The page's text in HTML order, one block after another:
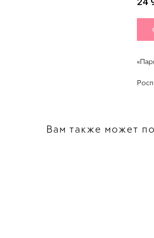
Вам также может